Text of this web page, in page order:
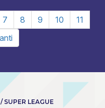
7 8 9 10
11
SUPER LEAGUE